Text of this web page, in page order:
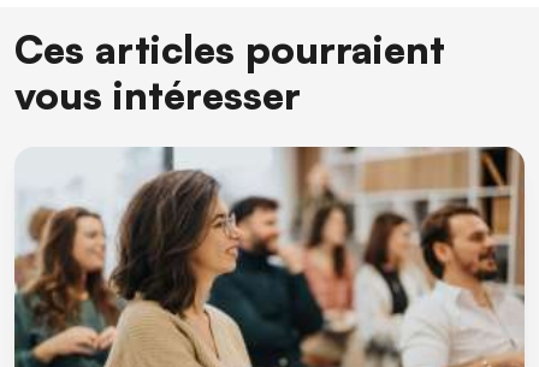
Ces articles pourraient
vous intéresser